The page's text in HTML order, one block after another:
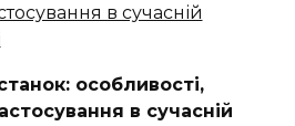
особливості,
в сучасній